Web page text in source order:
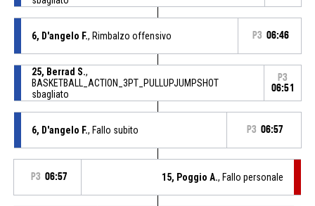
6, D'angelo F., Rimbalzo offensivo P3 06:46
25, Berrad S.,
BASKETBALL_ACTION_3PT_PULLUPJUMPSHOT
sbagliato
P3
06:51
6, D'angelo F., Fallo subito P3 06:57
P3 06:57 15, Poggio A., Fallo personale